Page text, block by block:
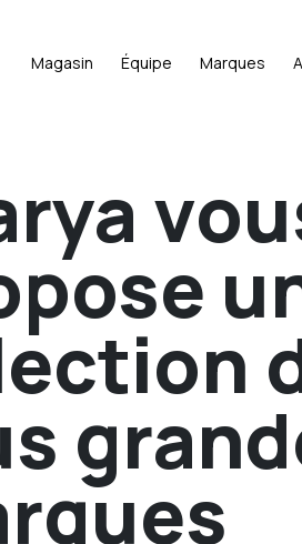
Magasin Équipe Marques